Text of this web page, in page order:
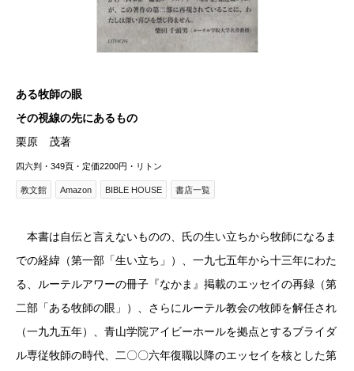
ある牧師の眼
その視線の先にあるもの
栗原 茂著
四六判・349頁・定価2200円・リトン
教文館 Amazon BIBLE HOUSE 書店一覧
本書は自伝と言えないものの、氏の生い立ちから牧師になるま
での経緯（第一部「生い立ち」）、一九七五年から十三年にわた
る、ルーテルアワーの冊子『なかま』掲載のエッセイの再録（第
二部「ある牧師の眼」）、さらにルーテル教会の牧師を解任され
（一九九五年）、青山学院アイビーホールを拠点とするブライダ
ル専従牧師の時代、二〇〇六年復職以降のエッセイを核とした第